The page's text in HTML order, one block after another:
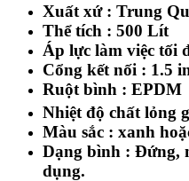
Xuất xứ : Trung
Thể tích : 500 Lít
Áp lực làm việc tối
Cổng kết nối : 1.5
Ruột bình : EPDM
Nhiệt độ chất lỏng
Màu sắc : xanh
Dạng bình : Đứng,
dụng.